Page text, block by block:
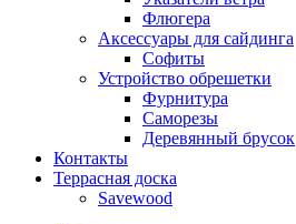
Флюгера
Аксессуары для сайдинга
Софиты
Устройство обрешетки
Фурнитура
Саморезы
Деревянный брусок
Контакты
Террасная доска
Savewood